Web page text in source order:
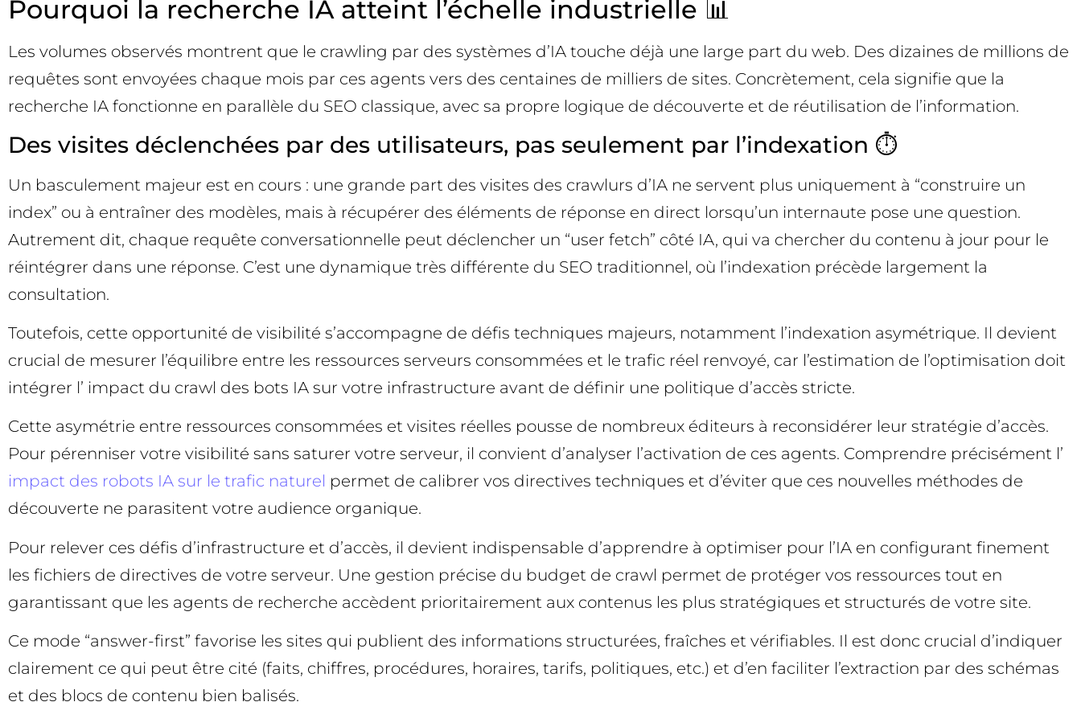
Pourquoi la recherche IA atteint l’échelle industrielle 📊
Les volumes observés montrent que le crawling par des systèmes d’IA touche déjà une large part du web. Des dizaines de millions de
requêtes sont envoyées chaque mois par ces agents vers des centaines de milliers de sites. Concrètement, cela signifie que la
recherche IA fonctionne en parallèle du SEO classique, avec sa propre logique de découverte et de réutilisation de l’information.
Des visites déclenchées par des utilisateurs, pas seulement par l’indexation ⏱️
Un basculement majeur est en cours : une grande part des visites des crawlurs d’IA ne servent plus uniquement à “construire un
index” ou à entraîner des modèles, mais à récupérer des éléments de réponse en direct lorsqu’un internaute pose une question.
Autrement dit, chaque requête conversationnelle peut déclencher un “user fetch” côté IA, qui va chercher du contenu à jour pour le
réintégrer dans une réponse. C’est une dynamique très différente du SEO traditionnel, où l’indexation précède largement la
consultation.
Toutefois, cette opportunité de visibilité s’accompagne de défis techniques majeurs, notamment l’indexation asymétrique. Il devient
crucial de mesurer l’équilibre entre les ressources serveurs consommées et le trafic réel renvoyé, car l’estimation de l’optimisation doit
intégrer l’ impact du crawl des bots IA sur votre infrastructure avant de définir une politique d’accès stricte.
Cette asymétrie entre ressources consommées et visites réelles pousse de nombreux éditeurs à reconsidérer leur stratégie d’accès.
Pour pérenniser votre visibilité sans saturer votre serveur, il convient d’analyser l’activation de ces agents. Comprendre précisément l’
impact des robots IA sur le trafic naturel permet de calibrer vos directives techniques et d’éviter que ces nouvelles méthodes de
découverte ne parasitent votre audience organique.
Pour relever ces défis d’infrastructure et d’accès, il devient indispensable d’apprendre à optimiser pour l’IA en configurant finement
les fichiers de directives de votre serveur. Une gestion précise du budget de crawl permet de protéger vos ressources tout en
garantissant que les agents de recherche accèdent prioritairement aux contenus les plus stratégiques et structurés de votre site.
Ce mode “answer-first” favorise les sites qui publient des informations structurées, fraîches et vérifiables. Il est donc crucial d’indiquer
clairement ce qui peut être cité (faits, chiffres, procédures, horaires, tarifs, politiques, etc.) et d’en faciliter l’extraction par des schémas
et des blocs de contenu bien balisés.